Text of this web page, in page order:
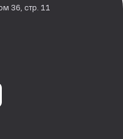
36, стр. 11